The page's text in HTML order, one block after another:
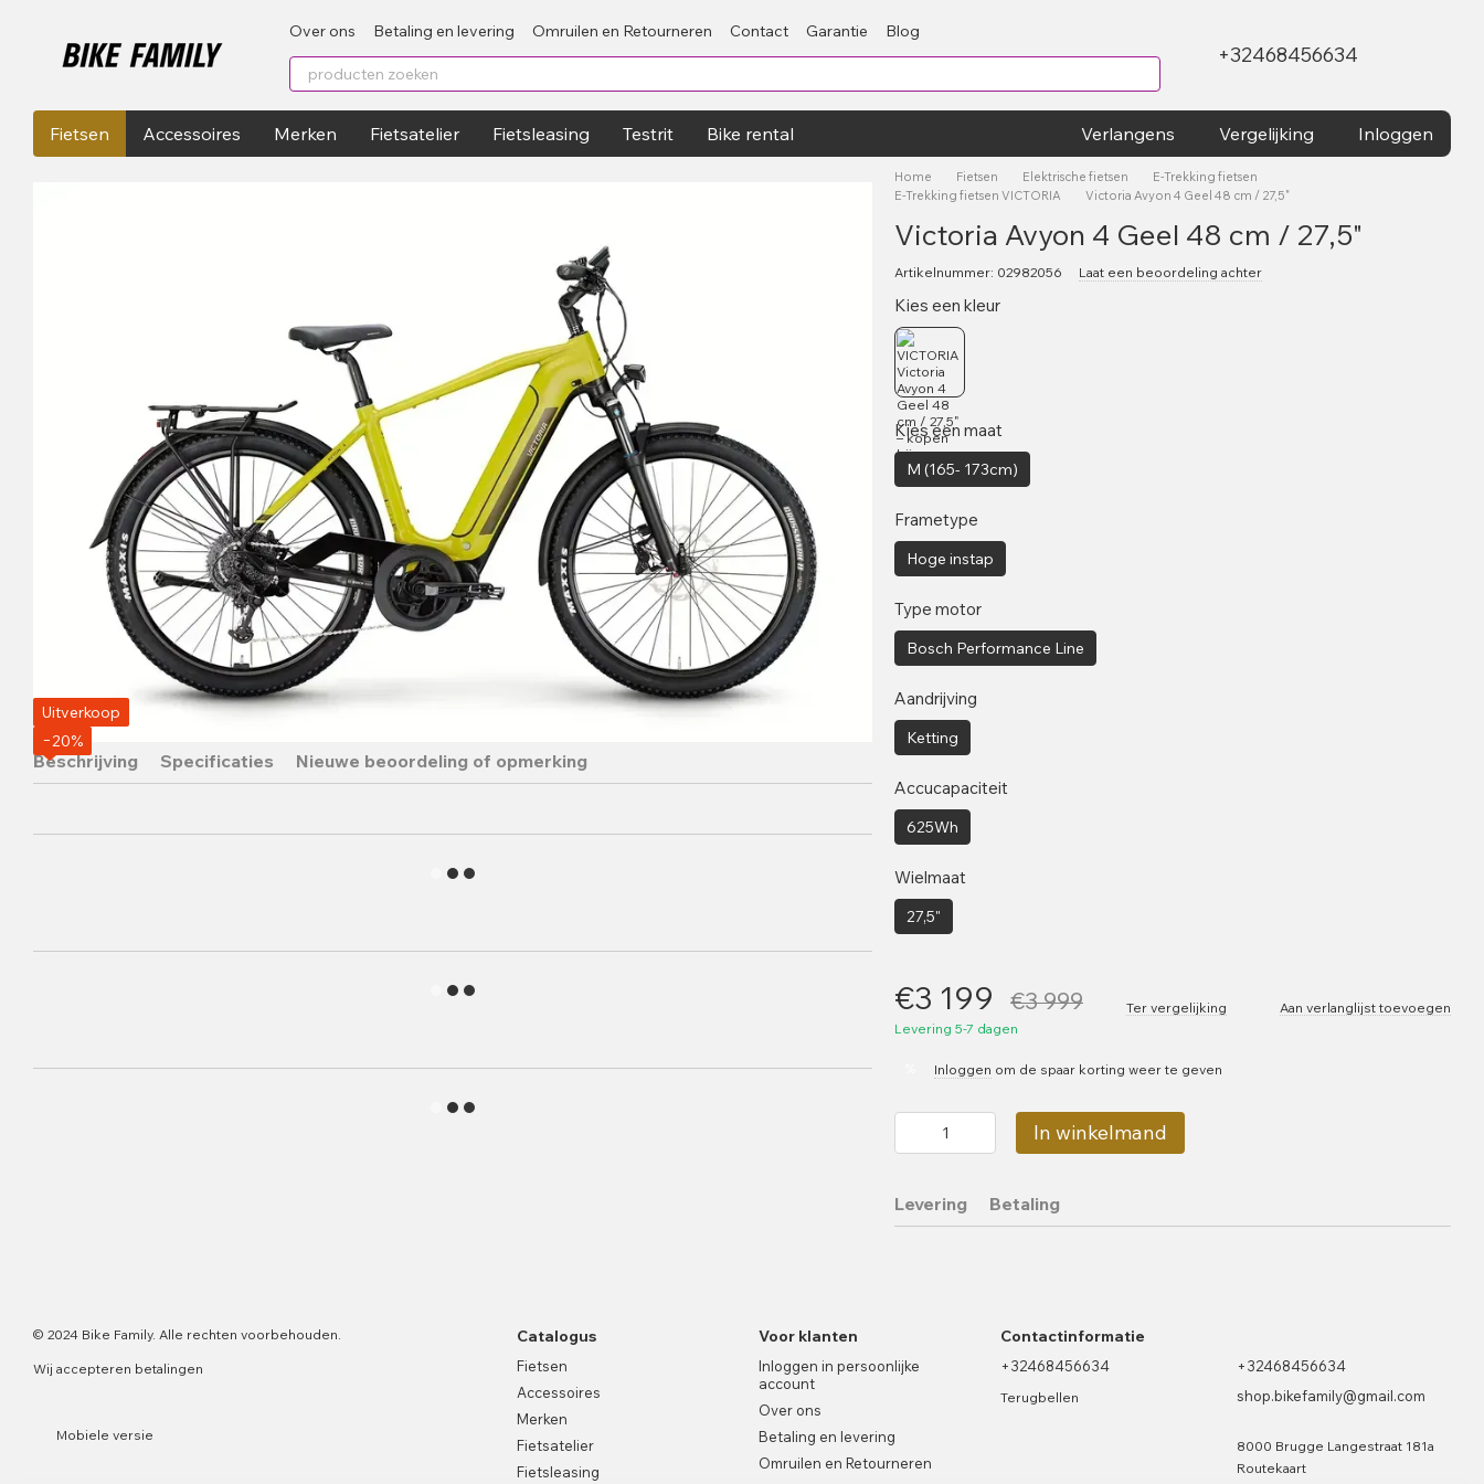
Over ons Betaling en levering Omruilen en Retourneren Contact Garantie Blog
+32468456634
Fietsen Accessoires Merken Fietsatelier Fietsleasing Testrit Bike rental Verlangens Vergelijking Inloggen
Uitverkoop
−20%
Beschrijving Specificaties Nieuwe beoordeling of opmerking
Home Fietsen Elektrische fietsen
E-Trekking fietsen
E-Trekking fietsen VICTORIA
Victoria Avyon 4 Geel 48 cm / 27,5"
Victoria Avyon 4 Geel 48 cm / 27,5"
Artikelnummer: 02982056 Laat een beoordeling achter
Kies een kleur
Kies een maat
M (165- 173cm)
Frametype
Hoge instap
Type motor
Bosch Performance Line
Aandrijving
Ketting
Accucapaciteit
625Wh
Wielmaat
27,5"
€3 199 €3 999
Levering 5-7 dagen
Ter vergelijking Aan verlanglijst toevoegen
Inloggen om de spaar korting weer te geven
In winkelmand
Levering Betaling
© 2024 Bike Family. Alle rechten voorbehouden.
Wij accepteren betalingen
Mobiele versie
Catalogus
Fietsen
Accessoires
Merken
Fietsatelier
Fietsleasing
Voor klanten
Inloggen in persoonlijke
account
Over ons
Betaling en levering
Omruilen en Retourneren
Contactinformatie
+32468456634
Terugbellen
+32468456634
shop.bikefamily@gmail.com
8000 Brugge Langestraat 181a
Routekaart